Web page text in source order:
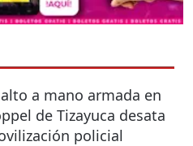
a mano armada en
de Tizayuca desata
policial